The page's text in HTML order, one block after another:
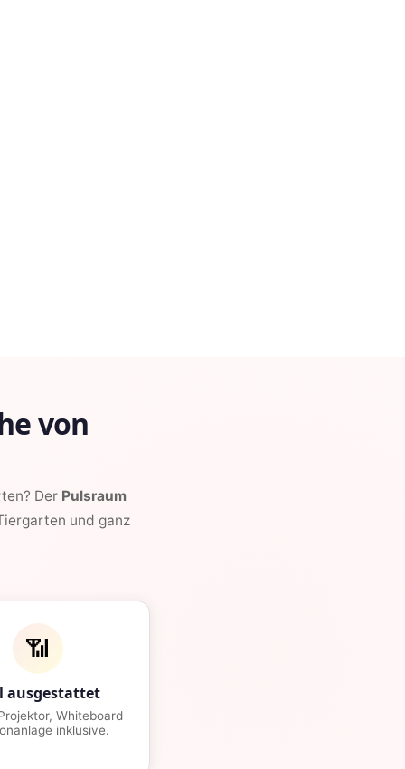
von
Der Pulsraum
und ganz
📶
ausgestattet
Whiteboard
inklusive.